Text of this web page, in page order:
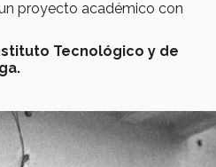
proyecto académico con
Tecnológico y de